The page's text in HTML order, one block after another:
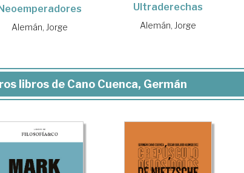
Neoemperadores
Alemán, Jorge
Ultraderechas
Alemán, Jorge
libros de Cano Cuenca, Germán